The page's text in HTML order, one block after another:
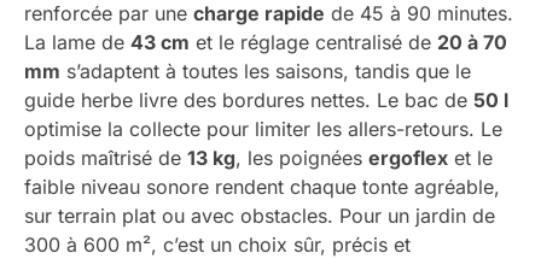
renforcée par une charge rapide de 45 à 90 minutes.
La lame de 43 cm et le réglage centralisé de 20 à 70
mm s’adaptent à toutes les saisons, tandis que le
guide herbe livre des bordures nettes. Le bac de 50 l
optimise la collecte pour limiter les allers-retours. Le
poids maîtrisé de 13 kg, les poignées ergoflex et le
faible niveau sonore rendent chaque tonte agréable,
sur terrain plat ou avec obstacles. Pour un jardin de
300 à 600 m², c’est un choix sûr, précis et